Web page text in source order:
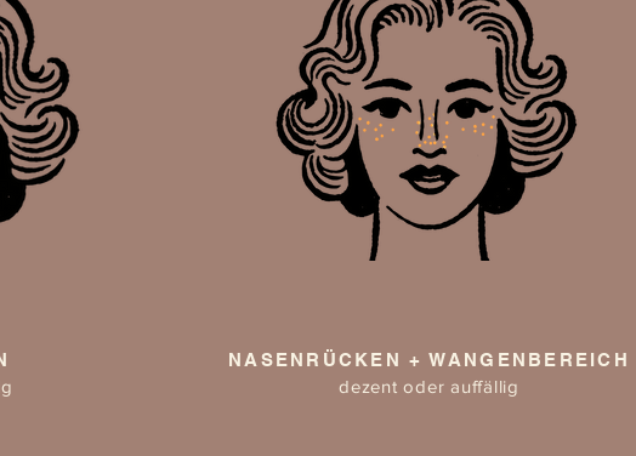
NASENRÜCKEN + WANGENBEREICH
dezent oder auffällig